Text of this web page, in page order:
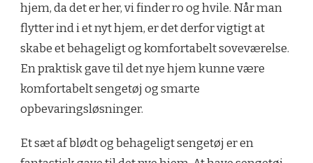
hjem, da det er her, vi finder ro og hvile. Når man
flytter ind i et nyt hjem, er det derfor vigtigt at
skabe et behageligt og komfortabelt soveværelse.
En praktisk gave til det nye hjem kunne være
komfortabelt sengetøj og smarte
opbevaringsløsninger.
Et sæt af blødt og behageligt sengetøj er en